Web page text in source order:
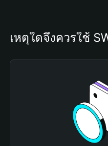
เหตุใดจึงควรใช้